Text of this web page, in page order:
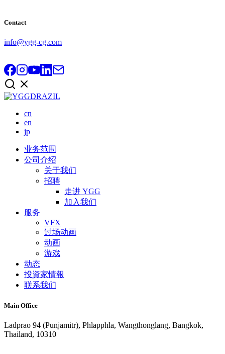
Contact
info@ygg-cg.com
cn
en
jp
业务范围
公司介绍
关于我们
招聘
走进 YGG
加入我们
服务
VFX
过场动画
动画
游戏
动态
投資家情報
联系我们
Main Office
Ladprao 94 (Punjamitr), Phlapphla, Wangthonglang, Bangkok,
Thailand, 10310